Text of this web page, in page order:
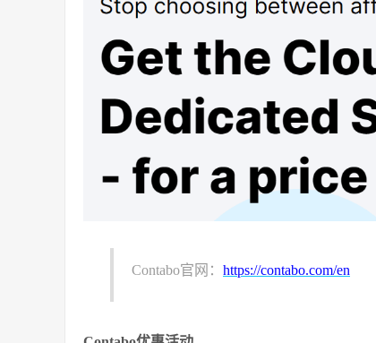
Contabo官网： https://contabo.com/en